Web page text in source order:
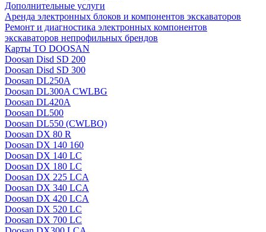
Дополнительные услуги
Аренда электронных блоков и компонентов экскаваторов
Ремонт и диагностика электронных компонентов
экскаваторов непрофильных брендов
Карты ТО DOOSAN
Doosan Disd SD 200
Doosan Disd SD 300
Doosan DL250A
Doosan DL300A CWLBG
Doosan DL420A
Doosan DL500
Doosan DL550 (CWLBO)
Doosan DX 80 R
Doosan DX 140 160
Doosan DX 140 LC
Doosan DX 180 LC
Doosan DX 225 LCA
Doosan DX 340 LCA
Doosan DX 420 LCA
Doosan DX 520 LC
Doosan DX 700 LC